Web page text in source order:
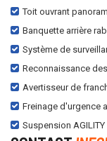
Toit ouvrant
Banquette arrière
Système de
Reconnaissance
Avertisseur de
Freinage d'urgence
Suspension AGILITY